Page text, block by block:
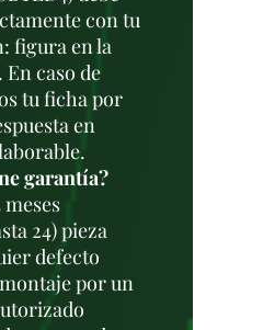
con tu
figura en la
caso de
tu ficha por
en
garantía?
24) pieza
defecto
por un